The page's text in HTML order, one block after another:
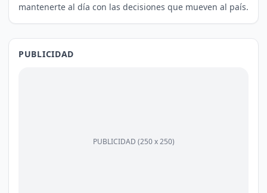
mantenerte al día con las decisiones que mueven al país.
PUBLICIDAD
PUBLICIDAD (250 x 250)